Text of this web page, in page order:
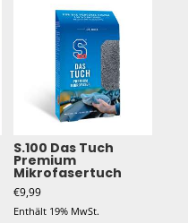
S.100 Das Tuch
Premium
Mikrofasertuch
€9,99
Enthält 19% MwSt.